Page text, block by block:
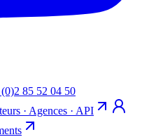
85 52 04 50
· Agences · API